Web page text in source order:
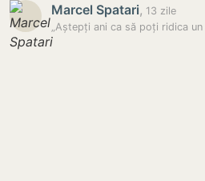
Marcel Spatari, 13 zile
„Aștepți ani ca să poți ridica